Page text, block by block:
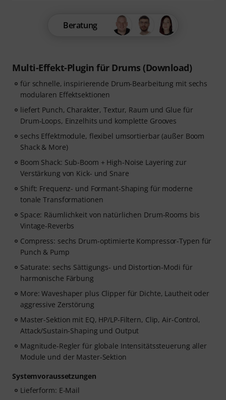
Multi-Effekt-Plugin für Drums (Download)
für schnelle, inspirierende Drum-Bearbeitung mit sechs
modularen Effektsektionen
liefert Punch, Charakter, Textur, Raum und Glue für
Drum-Loops, Einzelhits und komplette Grooves
sechs Effektmodule, flexibel umsortierbar (außer Boom
Shack & More)
Boom Shack: Sub-Boom + High-Noise Layering zur
Verstärkung von Kick- und Snare
Shift: Frequenz- und Formant-Shaping für moderne
tonale Transformationen
Space: Räumlichkeit von natürlichen Drum-Rooms bis
Vintage-Reverbs
Compress: sechs Drum-optimierte Kompressor-Typen für
Punch & Pump
Saturate: sechs Sättigungs- und Distortion-Modi für
harmonische Färbung
More: Waveshaper plus Clipper für Dichte, Lautheit oder
aggressive Zerstörung
Master-Sektion mit EQ, HP/LP-Filtern, Clip, Air-Control,
Attack/Sustain-Shaping und Output
Magnitude-Regler für globale Intensitätssteuerung aller
Module und der Master-Sektion
Systemvoraussetzungen
Lieferform: E-Mail
Beratung